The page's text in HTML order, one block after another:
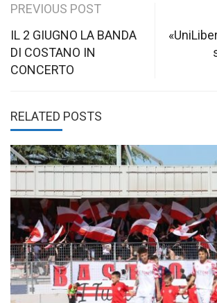
Post
navigation
PREVIOUS POST
IL 2 GIUGNO LA BANDA
DI COSTANO IN
CONCERTO
RELATED POSTS